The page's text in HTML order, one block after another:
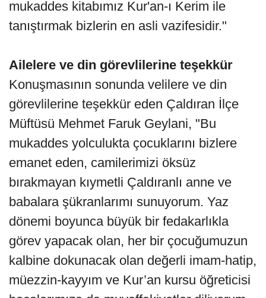
mukaddes kitabımız Kur'an-ı Kerim ile
tanıştırmak bizlerin en asli vazifesidir."
Ailelere ve din görevlilerine teşekkür
Konuşmasının sonunda velilere ve din
görevlilerine teşekkür eden Çaldıran İlçe
Müftüsü Mehmet Faruk Geylani, "Bu
mukaddes yolculukta çocuklarını bizlere
emanet eden, camilerimizi öksüz
bırakmayan kıymetli Çaldıranlı anne ve
babalara şükranlarımı sunuyorum. Yaz
dönemi boyunca büyük bir fedakarlıkla
görev yapacak olan, her bir çocuğumuzun
kalbine dokunacak olan değerli imam-hatip,
müezzin-kayyım ve Kur’an kursu öğreticisi